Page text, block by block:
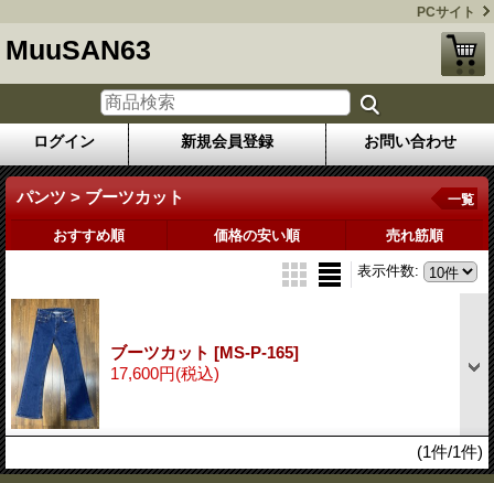
PCサイト
MuuSAN63
ログイン 新規会員登録 お問い合わせ
パンツ > ブーツカット 一覧
おすすめ順 価格の安い順 売れ筋順
表示件数:
ブーツカット [MS-P-165]
17,600円(税込)
(1件/1件)